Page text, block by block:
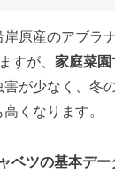
原産のアブラ
すが、 家庭菜園
害が少なく、冬
くなります。
ベツの基本デー